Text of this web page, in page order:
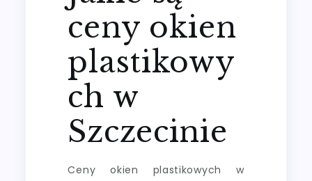
ceny okien
plastikowy
ch w
Szczecinie
Ceny okien plastikowych w